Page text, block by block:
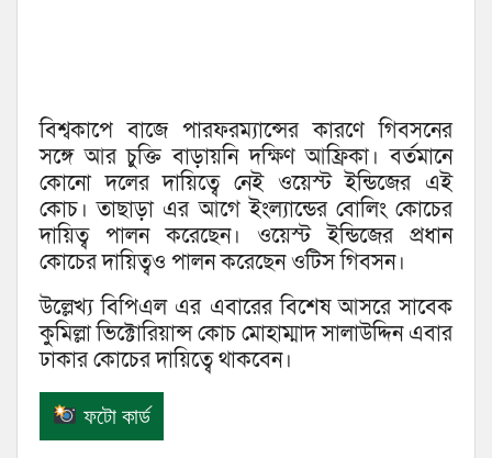
বিশ্বকাপে বাজে পারফরম্যান্সের কারণে গিবসনের
সঙ্গে আর চুক্তি বাড়ায়নি দক্ষিণ আফ্রিকা। বর্তমানে
কোনো দলের দায়িত্বে নেই ওয়েস্ট ইন্ডিজের এই
কোচ। তাছাড়া এর আগে ইংল্যান্ডের বোলিং কোচের
দায়িত্ব পালন করেছেন। ওয়েস্ট ইন্ডিজের প্রধান
কোচের দায়িত্বও পালন করেছেন ওটিস গিবসন।
উল্লেখ্য বিপিএল এর এবারের বিশেষ আসরে সাবেক
কুমিল্লা ভিক্টোরিয়ান্স কোচ মোহাম্মাদ সালাউদ্দিন এবার
ঢাকার কোচের দায়িত্বে থাকবেন।
ফটো কার্ড